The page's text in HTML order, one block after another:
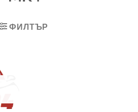
ФИЛТЪР